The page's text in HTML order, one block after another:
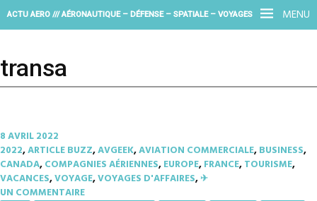
MENU
ACTU AERO /// AÉRONAUTIQUE – DÉFENSE – SPATIALE – VOYAGES
transa
8 AVRIL 2022
2022,ARTICLE BUZZ,AVGEEK,AVIATION COMMERCIALE,BUSINESS,
CANADA,COMPAGNIES AÉRIENNES,EUROPE,FRANCE,TOURISME,
VACANCES,VOYAGE,VOYAGES D'AFFAIRES,✈︎
UN COMMENTAIRE